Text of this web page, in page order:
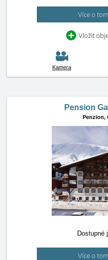
Více o
Vložit
Kamera
Pension
Penzion,
Dostupné
Více o